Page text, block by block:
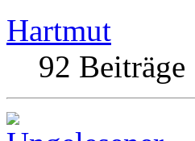
Hartmut
92 Beiträge